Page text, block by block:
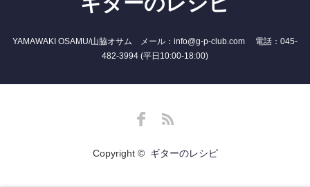
YAMAWAKI OSAMU/山脇オサム メール：info@g-p-club.com 電話：045-
482-3994 (平日10:00-18:00)
Copyright © ギターのレシピ